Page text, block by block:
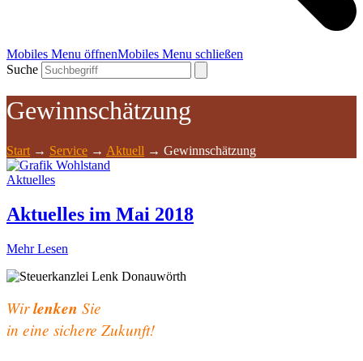
Mobiles Menu öffnenMobiles Menu schließen
Suche
Gewinnschätzung
Start → Service → Aktuell → Gewinnschätzung
Aktuelles
Aktuelles im Mai 2018
Mehr Lesen
Wirlenken Sie
in eine sichere Zukunft!